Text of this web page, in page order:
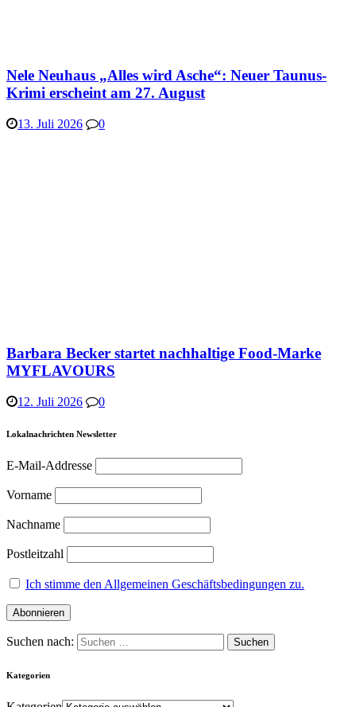
Nele Neuhaus „Alles wird Asche“: Neuer Taunus-
Krimi erscheint am 27. August
13. Juli 2026 0
Barbara Becker startet nachhaltige Food-Marke
MYFLAVOURS
12. Juli 2026 0
Lokalnachrichten Newsletter
E-Mail-Addresse
Vorname
Nachname
Postleitzahl
Ich stimme den Allgemeinen Geschäftsbedingungen zu.
Suchen nach:
Kategorien